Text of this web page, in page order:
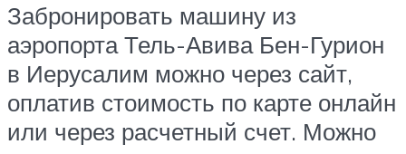
Забронировать машину из
аэропорта Тель-Авива Бен-Гурион
в Иерусалим можно через сайт,
оплатив стоимость по карте онлайн
или через расчетный счет. Можно